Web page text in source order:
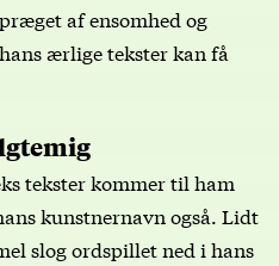
af ensomhed og
ærlige tekster kan få
tekster kommer til ham
kunstnernavn også. Lidt
slog ordspillet ned i hans